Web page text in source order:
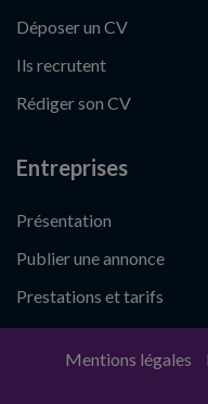
Déposer un CV
Ils recrutent
Rédiger son CV
Entreprises
Présentation
Publier une annonce
Prestations et tarifs
Mentions légales